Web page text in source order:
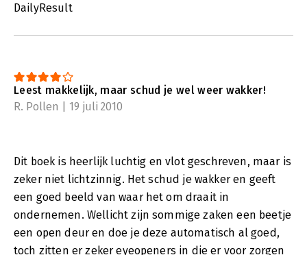
DailyResult
Leest makkelijk, maar schud je wel weer wakker!
R. Pollen | 19 juli 2010
Dit boek is heerlijk luchtig en vlot geschreven, maar is
zeker niet lichtzinnig. Het schud je wakker en geeft
een goed beeld van waar het om draait in
ondernemen. Wellicht zijn sommige zaken een beetje
een open deur en doe je deze automatisch al goed,
toch zitten er zeker eyeopeners in die er voor zorgen